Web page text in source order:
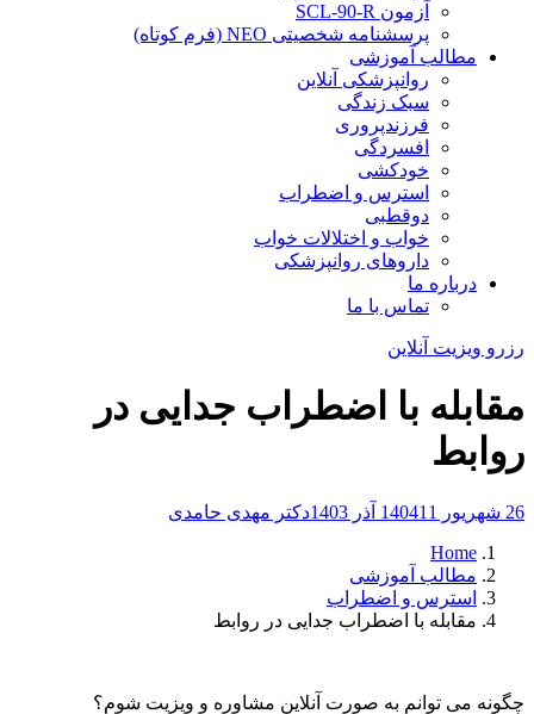
آزمون SCL-90-R
پرسشنامه شخصیتی NEO (فرم کوتاه)
مطالب آموزشی
روانپزشکی آنلاین
سبک زندگی
فرزندپروری
افسردگی
خودکشی
استرس و اضطراب
دوقطبی
خواب و اختلالات خواب
داروهای روانپزشکی
درباره ما
تماس با ما
رزرو ویزیت آنلاین
مقابله با اضطراب جدایی در
روابط
26 شهریور 1404 11 آذر 1403
دکتر مهدی حامدی
Home
مطالب آموزشی
استرس و اضطراب
مقابله با اضطراب جدایی در روابط
چگونه می توانم به صورت آنلاین مشاوره و ویزیت شوم؟